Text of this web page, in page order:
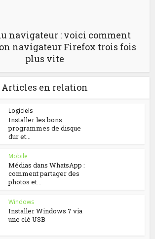
navigateur : voici comment
navigateur Firefox trois fois
plus vite
Articles en relation
Logiciels
Installer les bons
programmes de disque
dur et...
Mobile
Médias dans WhatsApp :
comment partager des
photos et...
Windows
Installer Windows 7 via
une clé USB